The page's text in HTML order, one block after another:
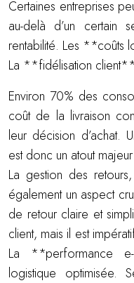
Certaines entreprises
au-delà d’un certain
rentabilité. Les **coûts
La **fidélisation
Environ 70% des
coût de la livraison
leur décision d’achat.
est donc un atout
La gestion des
également un aspect
de retour claire et
client, mais il est
La **performance
logistique optimisée.